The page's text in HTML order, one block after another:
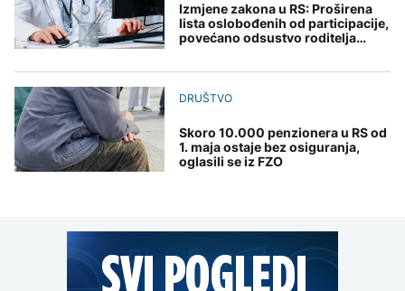
Izmjene zakona u RS: Proširena
lista oslobođenih od participacije,
povećano odsustvo roditelja
DRUŠTVO
Skoro 10.000 penzionera u RS od
1. maja ostaje bez osiguranja,
oglasili se iz FZO